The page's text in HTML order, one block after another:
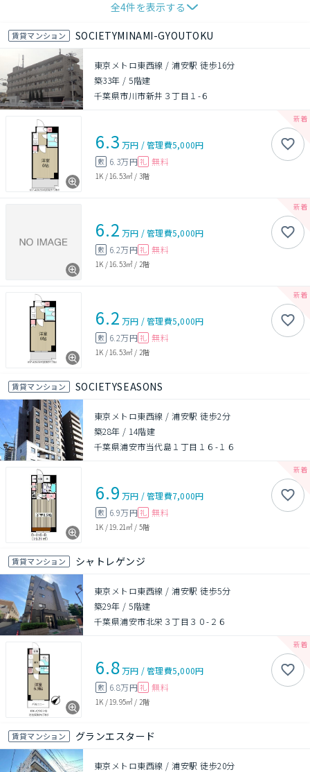
全4件を表示する
賃貸マンション SOCIETYMINAMI-GYOUTOKU
東京メトロ東西線 / 浦安駅 徒歩16分
築33年 /5階建
千葉県市川市新井３丁目１-６
6.3 万円 /管理費5,000円
敷 6.3万円 礼 無料
1K / 16.53㎡ / 3階
6.2 万円 /管理費5,000円
敷 6.2万円 礼 無料
1K / 16.53㎡ / 2階
6.2 万円 /管理費5,000円
敷 6.2万円 礼 無料
1K / 16.53㎡ / 2階
賃貸マンション SOCIETYSEASONS
東京メトロ東西線 / 浦安駅 徒歩2分
築28年 / 14階建
千葉県浦安市当代島１丁目１６-１６
6.9 万円 /管理費7,000円
敷 6.9万円 礼 無料
1K / 19.21㎡ / 5階
賃貸マンション シャトレゲンジ
東京メトロ東西線 / 浦安駅 徒歩5分
築29年 /5階建
千葉県浦安市北栄３丁目３０-２６
6.8万円 /管理費5,000円
敷 6.8万円 礼 無料
1K / 19.95㎡ / 2階
賃貸マンション グランエスタード
東京メトロ東西線 / 浦安駅 徒歩20分